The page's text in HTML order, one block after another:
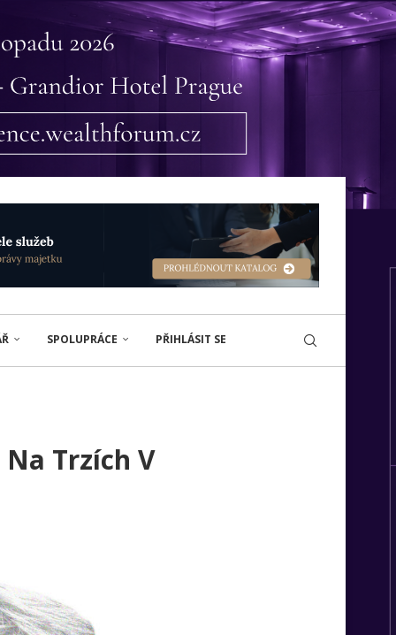
SPOLUPRÁCE PŘIHLÁSIT SE
Trzích V